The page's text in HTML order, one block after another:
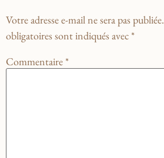
Votre adresse e-mail ne sera pas publiée.
obligatoires sont indiqués avec*
Commentaire*